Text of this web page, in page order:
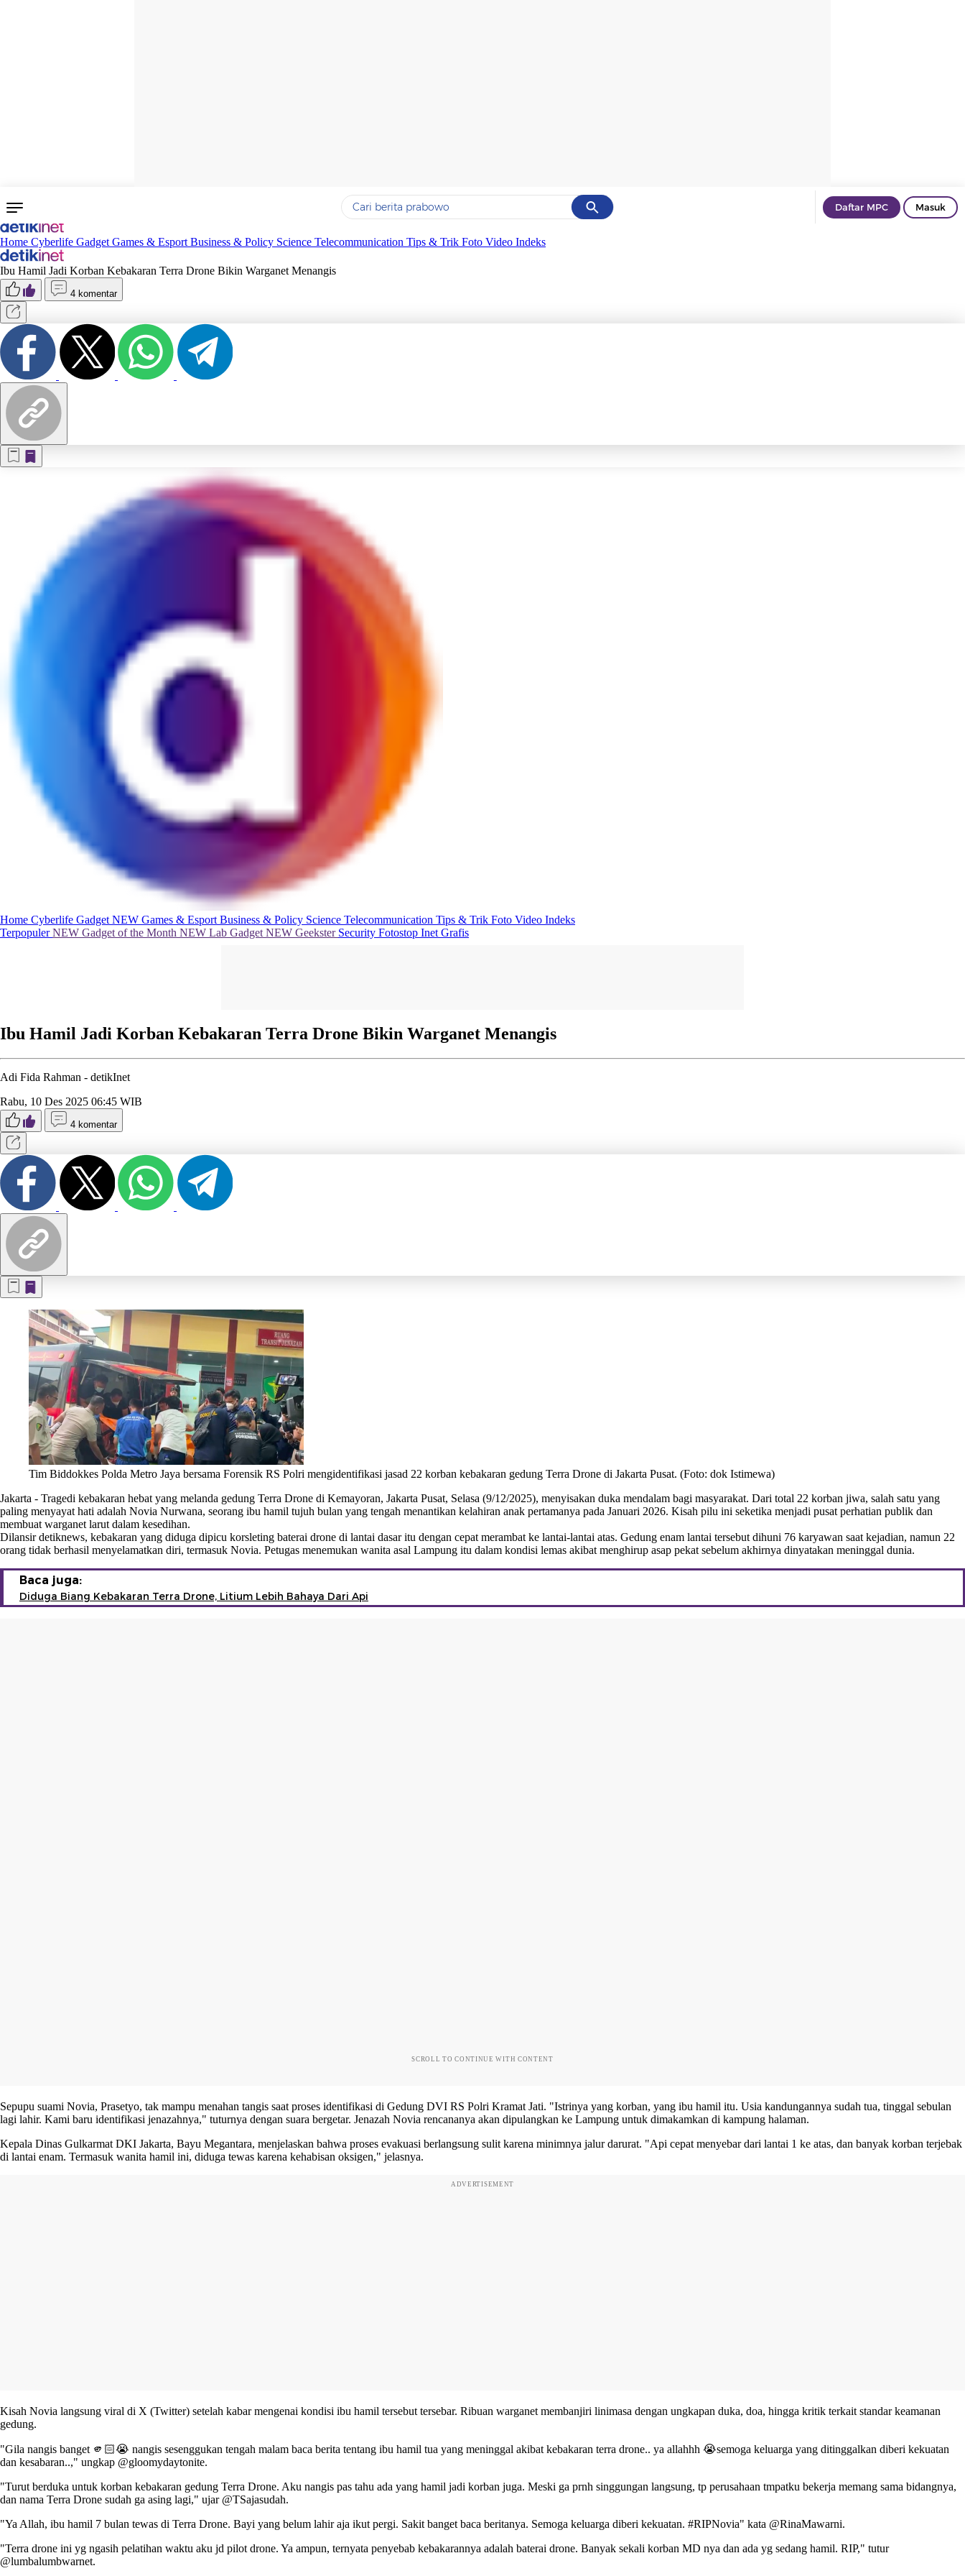
Cancel
Yang sedang ramai dicari
Terakhir yang dicari
Daftar MPC Masuk
Home Cyberlife Gadget Games & Esport Business & Policy Science Telecommunication Tips & Trik Foto Video Indeks
Ibu Hamil Jadi Korban Kebakaran Terra Drone Bikin Warganet Menangis
4 komentar
Home Cyberlife Gadget NEW Games & Esport Business & Policy Science Telecommunication Tips & Trik Foto Video Indeks
TerpopulerNEW Gadget of the Month NEW Lab Gadget NEW Geekster Security Fotostop Inet Grafis
Ibu Hamil Jadi Korban Kebakaran Terra Drone Bikin Warganet Menangis
Adi Fida Rahman - detikInet
Rabu, 10 Des 2025 06:45 WIB
4 komentar
Tim Biddokkes Polda Metro Jaya bersama Forensik RS Polri mengidentifikasi jasad 22 korban kebakaran gedung Terra Drone di Jakarta Pusat. (Foto: dok Istimewa)
Jakarta - Tragedi kebakaran hebat yang melanda gedung Terra Drone di Kemayoran, Jakarta Pusat, Selasa (9/12/2025), menyisakan duka mendalam bagi masyarakat. Dari total 22 korban jiwa, salah satu yang
paling menyayat hati adalah Novia Nurwana, seorang ibu hamil tujuh bulan yang tengah menantikan kelahiran anak pertamanya pada Januari 2026. Kisah pilu ini seketika menjadi pusat perhatian publik dan
membuat warganet larut dalam kesedihan.
Dilansir detiknews, kebakaran yang diduga dipicu korsleting baterai drone di lantai dasar itu dengan cepat merambat ke lantai-lantai atas. Gedung enam lantai tersebut dihuni 76 karyawan saat kejadian, namun 22
orang tidak berhasil menyelamatkan diri, termasuk Novia. Petugas menemukan wanita asal Lampung itu dalam kondisi lemas akibat menghirup asap pekat sebelum akhirnya dinyatakan meninggal dunia.
Baca juga:
Diduga Biang Kebakaran Terra Drone, Litium Lebih Bahaya Dari Api
SCROLL TO CONTINUE WITH CONTENT
Sepupu suami Novia, Prasetyo, tak mampu menahan tangis saat proses identifikasi di Gedung DVI RS Polri Kramat Jati. "Istrinya yang korban, yang ibu hamil itu. Usia kandungannya sudah tua, tinggal sebulan
lagi lahir. Kami baru identifikasi jenazahnya," tuturnya dengan suara bergetar. Jenazah Novia rencananya akan dipulangkan ke Lampung untuk dimakamkan di kampung halaman.
Kepala Dinas Gulkarmat DKI Jakarta, Bayu Megantara, menjelaskan bahwa proses evakuasi berlangsung sulit karena minimnya jalur darurat. "Api cepat menyebar dari lantai 1 ke atas, dan banyak korban terjebak
di lantai enam. Termasuk wanita hamil ini, diduga tewas karena kehabisan oksigen," jelasnya.
ADVERTISEMENT
Kisah Novia langsung viral di X (Twitter) setelah kabar mengenai kondisi ibu hamil tersebut tersebar. Ribuan warganet membanjiri linimasa dengan ungkapan duka, doa, hingga kritik terkait standar keamanan
gedung.
"Gila nangis banget 🫵🏻😭 nangis sesenggukan tengah malam baca berita tentang ibu hamil tua yang meninggal akibat kebakaran terra drone.. ya allahhh 😭semoga keluarga yang ditinggalkan diberi kekuatan
dan kesabaran..," ungkap @gloomydaytonite.
"Turut berduka untuk korban kebakaran gedung Terra Drone. Aku nangis pas tahu ada yang hamil jadi korban juga. Meski ga prnh singgungan langsung, tp perusahaan tmpatku bekerja memang sama bidangnya,
dan nama Terra Drone sudah ga asing lagi," ujar @TSajasudah.
"Ya Allah, ibu hamil 7 bulan tewas di Terra Drone. Bayi yang belum lahir aja ikut pergi. Sakit banget baca beritanya. Semoga keluarga diberi kekuatan. #RIPNovia" kata @RinaMawarni.
"Terra drone ini yg ngasih pelatihan waktu aku jd pilot drone. Ya ampun, ternyata penyebab kebakarannya adalah baterai drone. Banyak sekali korban MD nya dan ada yg sedang hamil. RIP," tutur
@lumbalumbwarnet.